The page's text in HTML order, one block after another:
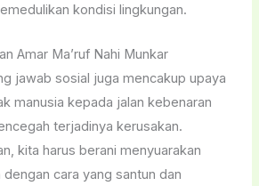
kondisi lingkungan.
Amar Ma’ruf Nahi Munkar
jawab sosial juga mencakup upaya
manusia kepada jalan kebenaran
terjadinya kerusakan.
kita harus berani menyuarakan
dengan cara yang santun dan